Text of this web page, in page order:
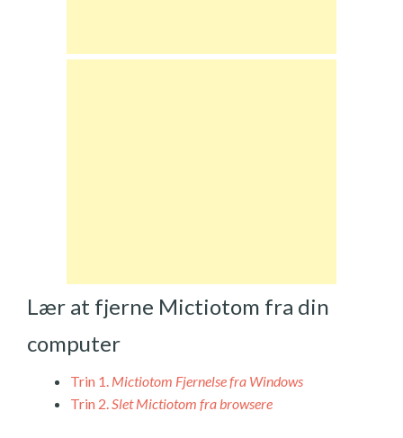
Lær at fjerne Mictiotom fra din
computer
Trin 1. Mictiotom Fjernelse fra Windows
Trin 2.Slet Mictiotom fra browsere